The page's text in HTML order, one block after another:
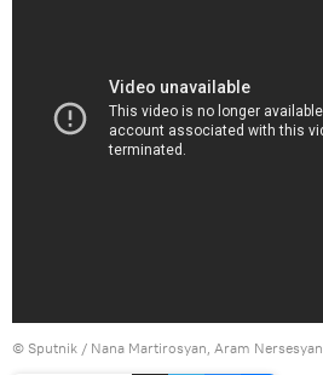
© Sputnik / Nana Martirosyan, Aram Nersesyan